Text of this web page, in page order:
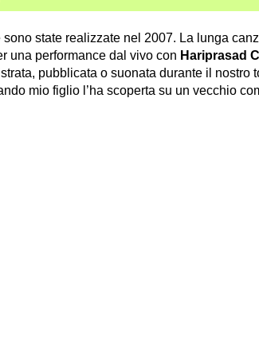
sono state realizzate nel 2007. La lunga
una performance dal vivo con Hariprasad
pubblicata o suonata durante il nostro
mio figlio l’ha scoperta su un vecchio